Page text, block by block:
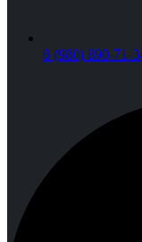
8 (980) 890-71-